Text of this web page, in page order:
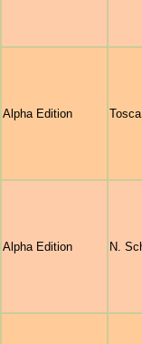
Alpha Edition
Alpha Edition N.